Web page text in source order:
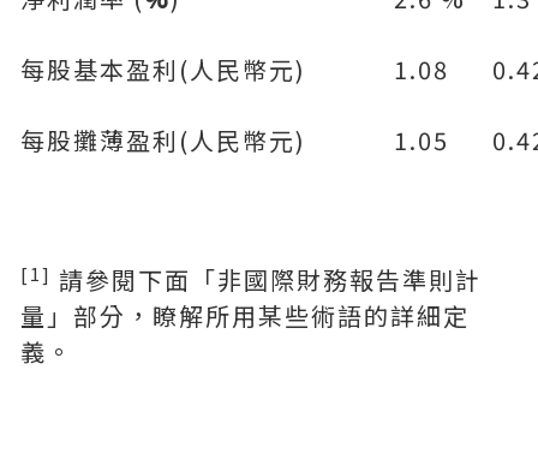
每股基本盈利(人民幣元) 1.08
每股攤薄盈利(人民幣元) 1.05
[1] 請參閱下面「非國際財務報告準則計
量」部分，瞭解所用某些術語的詳細定
義。